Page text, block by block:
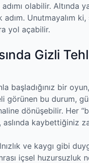
olabilir. Altında
adım. Unutmayalım
yol açabilir.
Gizli
başladığınız bir
görünen bu durum,
dönüşebilir. Her
kaybettiğiniz
ve kaygı gibi
içsel huzursuzluk